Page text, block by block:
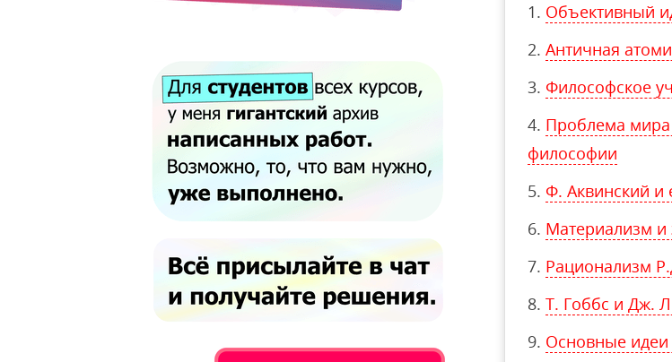
Объективный
Античная
Философское
Проблема мира
философии
Ф. Аквинский и
Материализм
Рационализм
Т. Гоббс и Дж.
Основные